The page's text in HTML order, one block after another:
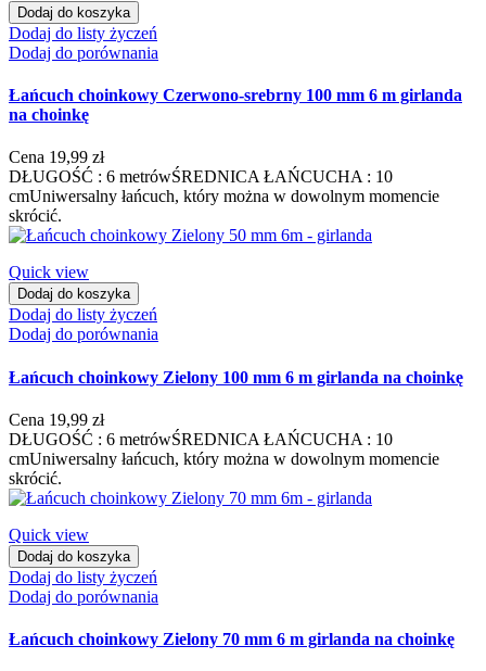
Dodaj do koszyka
Dodaj do listy życzeń
Dodaj do porównania
Łańcuch choinkowy Czerwono-srebrny 100 mm 6 m girlanda
na choinkę
Cena 19,99 zł
DŁUGOŚĆ : 6 metrówŚREDNICA ŁAŃCUCHA : 10
cmUniwersalny łańcuch, który można w dowolnym momencie
skrócić.
Quick view
Dodaj do koszyka
Dodaj do listy życzeń
Dodaj do porównania
Łańcuch choinkowy Zielony 100 mm 6 m girlanda na choinkę
Cena 19,99 zł
DŁUGOŚĆ : 6 metrówŚREDNICA ŁAŃCUCHA : 10
cmUniwersalny łańcuch, który można w dowolnym momencie
skrócić.
Quick view
Dodaj do koszyka
Dodaj do listy życzeń
Dodaj do porównania
Łańcuch choinkowy Zielony 70 mm 6 m girlanda na choinkę